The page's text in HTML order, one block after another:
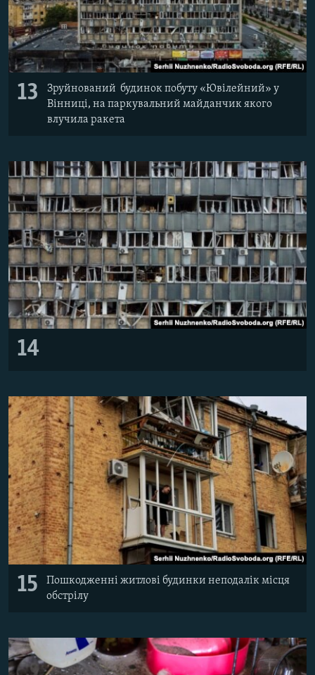
13
Зруйнований будинок побуту «Ювілейний» у
Вінниці, на паркувальний майданчик якого
влучила ракета
14
15
Пошкодженні житлові будинки неподалік місця
обстрілу